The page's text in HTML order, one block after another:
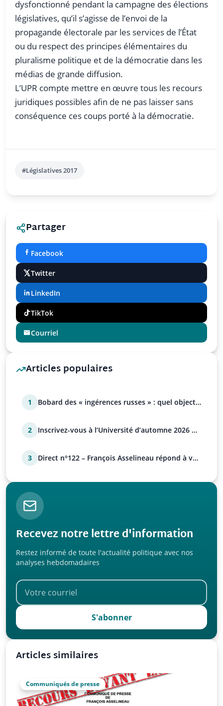
dysfonctionné pendant la campagne des élections
législatives, qu’il s’agisse de l’envoi de la
propagande électorale par les services de l’État
ou du respect des principes élémentaires du
pluralisme politique et de la démocratie dans les
médias de grande diffusion.
L’UPR compte mettre en œuvre tous les recours
juridiques possibles afin de ne pas laisser sans
conséquence ces coups porté à la démocratie.
#Législatives 2017
Partager
Facebook
Twitter
LinkedIn
TikTok
Courriel
Articles populaires
1
Bobard des « ingérences russes » : quel objectif
2
Inscrivez-vous à l’Université d’automne 2026 de
3
Direct n°122 – François Asselineau répond à vos
Recevez notre lettre d'information
Restez informé de toute l'actualité politique avec nos
analyses hebdomadaires
S'abonner
Articles similaires
Communiqués de presse